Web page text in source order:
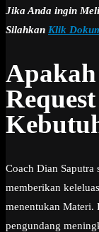
Jika Anda ingin
Silahkan Klik
Coach Dian Saputra
memberikan
menentukan Materi.
pengundang